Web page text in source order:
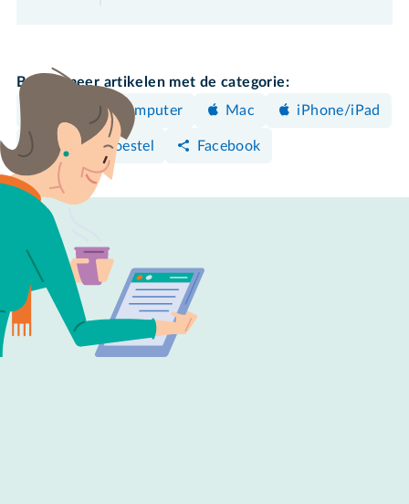
Bekijk meer artikelen met de categorie:
Windows-computer
Mac iPhone/iPad
Android-toestel Facebook